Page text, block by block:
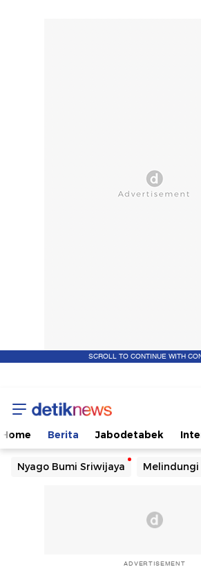
SCROLL TO CONTINUE WITH
Home Berita Jabodetabek
Nyago Bumi Sriwijaya Melindungi
ADVERTISEMENT